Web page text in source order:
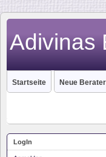
Adivinas
Startseite Neue Berater
LogIn